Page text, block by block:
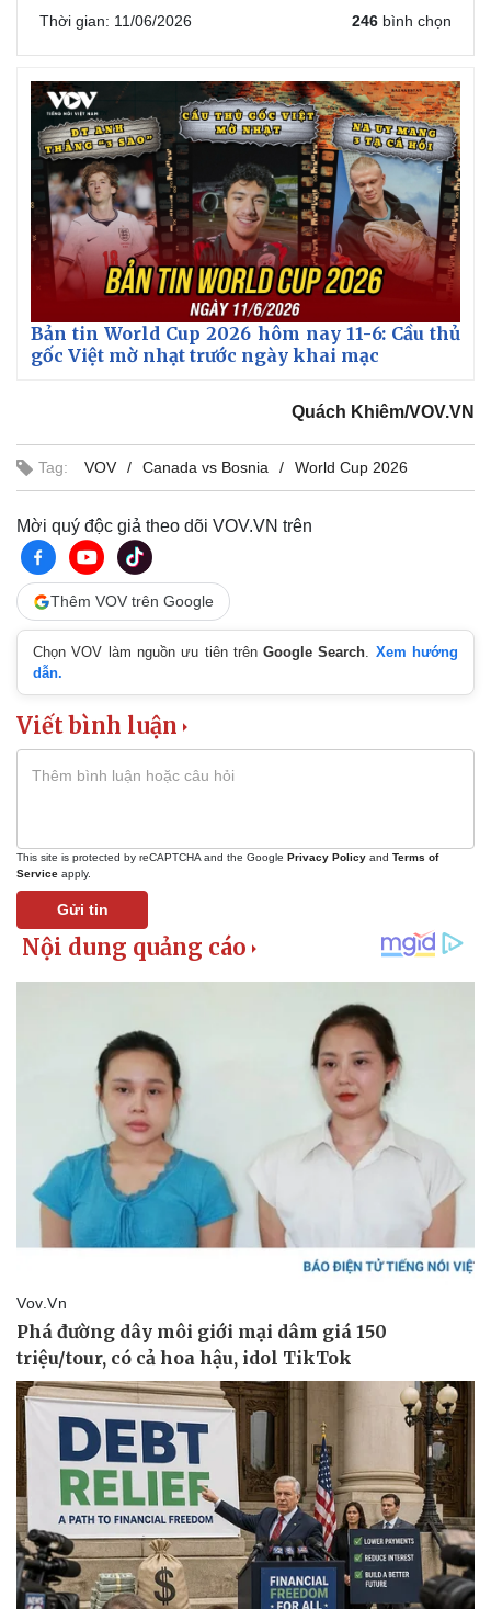
Bất động sản
Khởi nghiệp
Thị trường
Giá vàng
Tiêu dùng
Chứng khoán
Thời gian: 11/06/2026 246 bình chọn
Bản tin World Cup 2026 hôm nay 11-6: Cầu thủ
gốc Việt mờ nhạt trước ngày khai mạc
Quách Khiêm/VOV.VN
Tag: VOV Canada vs Bosnia World Cup 2026
Mời quý độc giả theo dõi VOV.VN trên
Thêm VOV trên Google
Chọn VOV làm nguồn ưu tiên trênGoogle Search. Xem hướng
dẫn.
Viết bình luận
This site is protected by reCAPTCHA and the Google Privacy Policy and Terms of
Service apply.
Gửi tin